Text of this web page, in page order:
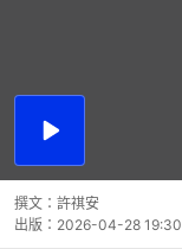
播
撰文： 許祺安
出版： 2026-04-28 19:30